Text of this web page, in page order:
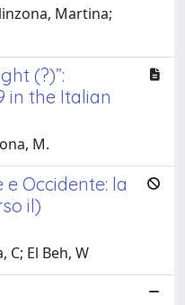
Martina;
(?)”:
in the Italian
M.
Occidente: la
il)
C; El Beh, W